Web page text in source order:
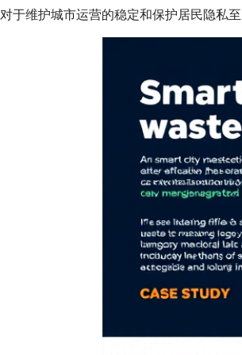
对于维护城市运营的稳定和保护居民隐私